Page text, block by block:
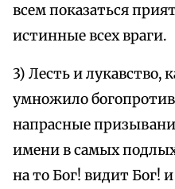
всем показаться
истинные всех враги.
3) Лесть и лукавство,
умножило
напрасные
имени в самых
на то Бог! видит Бог!